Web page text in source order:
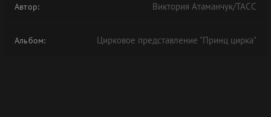
Автор: Виктория Атаманчук/ТАСС
Альбом: Цирковое представление "Принц цирка"